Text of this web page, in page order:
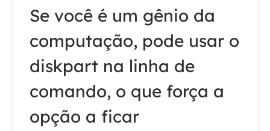
Se você é um gênio da
computação, pode usar o
diskpart na linha de
comando, o que força a
opção a ficar